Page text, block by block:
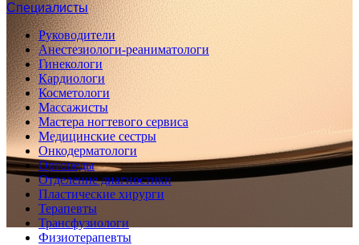
Специалисты
Руководители
Анестезиологи-реаниматологи
Гинекологи
Кардиологи
Косметологи
Массажисты
Мастера ногтевого сервиса
Медицинские сестры
Онкодерматологи
Ортопеды
Отделение диагностики
Пластические хирурги
Терапевты
Трансфузиологи
Физиотерапевты